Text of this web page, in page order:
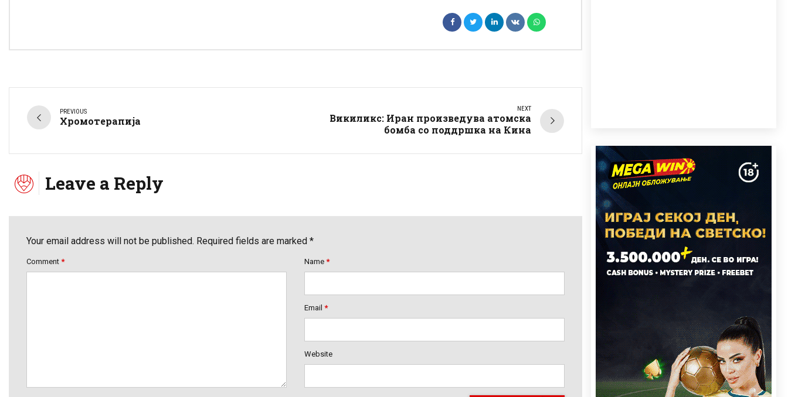
PREVIOUS
Хромотерапија
NEXT
Викиликс: Иран произведува атомска
бомба со поддршка на Кина
Leave a Reply
Your email address will not be published. Required fields are marked *
Comment * Name *
Email *
Website